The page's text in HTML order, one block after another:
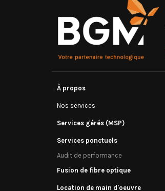
À propos
Nos services
Services gérés (MSP)
Services ponctuels
Audit de performance
Fusion de fibre optique
Location de main d'oeuvre